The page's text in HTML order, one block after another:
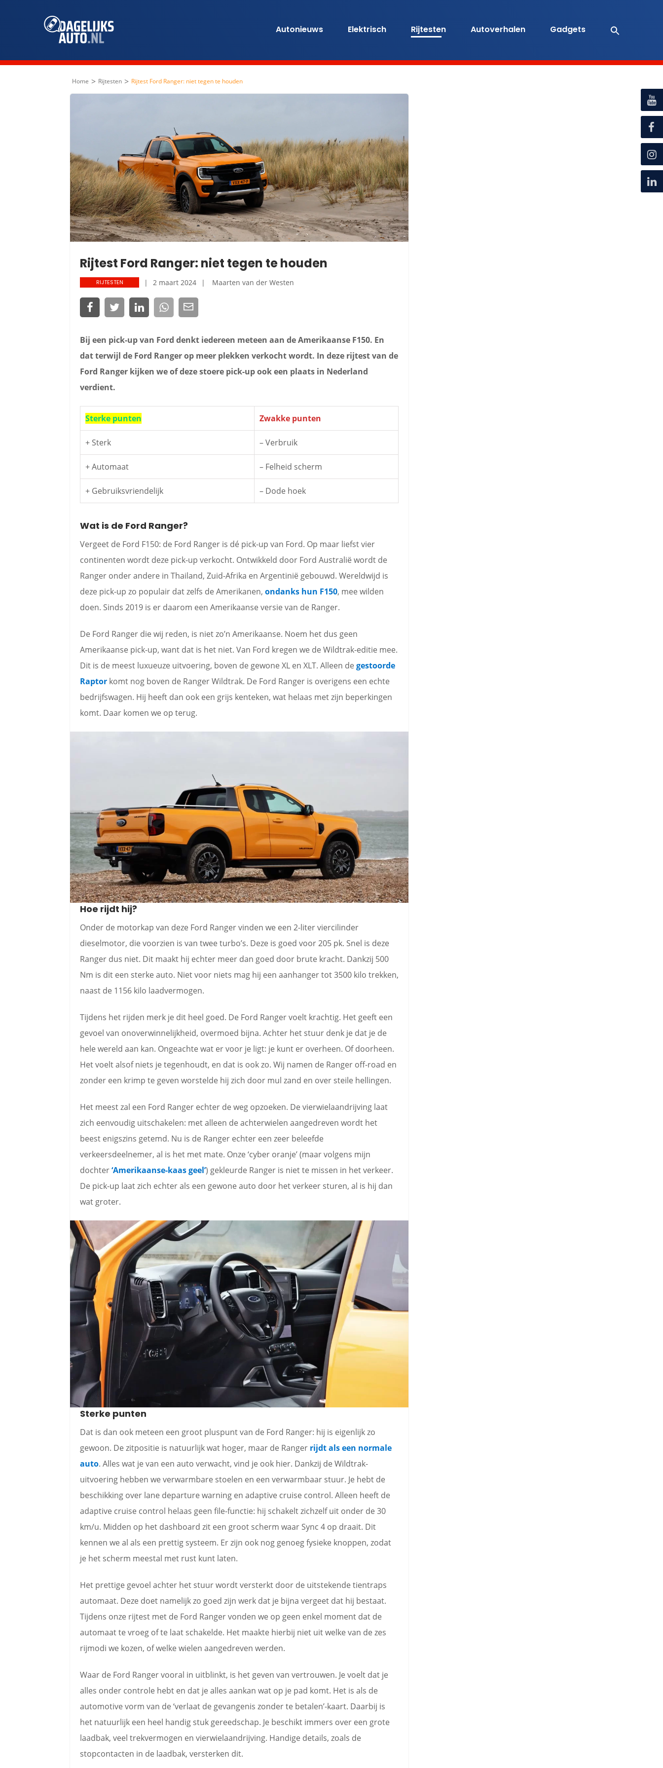
Autonieuws Elektrisch Rijtesten Autoverhalen Gadgets
Home > Rijtesten > Rijtest Ford Ranger: niet tegen te houden
Rijtest Ford Ranger: niet tegen te houden
RIJTESTEN 2 maart 2024 Maarten van der Westen
Bij een pick-up van Ford denkt iedereen meteen aan de Amerikaanse F150. En
dat terwijl de Ford Ranger op meer plekken verkocht wordt. In deze rijtest van de
Ford Ranger kijken we of deze stoere pick-up ook een plaats in Nederland
verdient.
Sterke punten Zwakke punten
+ Sterk – Verbruik
+ Automaat – Felheid scherm
+ Gebruiksvriendelijk – Dode hoek
Wat is de Ford Ranger?
Vergeet de Ford F150: de Ford Ranger is dé pick-up van Ford. Op maar liefst vier
continenten wordt deze pick-up verkocht. Ontwikkeld door Ford Australië wordt de
Ranger onder andere in Thailand, Zuid-Afrika en Argentinië gebouwd. Wereldwijd is
deze pick-up zo populair dat zelfs de Amerikanen, ondanks hun F150, mee wilden
doen. Sinds 2019 is er daarom een Amerikaanse versie van de Ranger.
De Ford Ranger die wij reden, is niet zo’n Amerikaanse. Noem het dus geen
Amerikaanse pick-up, want dat is het niet. Van Ford kregen we de Wildtrak-editie mee.
Dit is de meest luxueuze uitvoering, boven de gewone XL en XLT. Alleen de gestoorde
Raptor komt nog boven de Ranger Wildtrak. De Ford Ranger is overigens een echte
bedrijfswagen. Hij heeft dan ook een grijs kenteken, wat helaas met zijn beperkingen
komt. Daar komen we op terug.
Hoe rijdt hij?
Onder de motorkap van deze Ford Ranger vinden we een 2-liter viercilinder
dieselmotor, die voorzien is van twee turbo’s. Deze is goed voor 205 pk. Snel is deze
Ranger dus niet. Dit maakt hij echter meer dan goed door brute kracht. Dankzij 500
Nm is dit een sterke auto. Niet voor niets mag hij een aanhanger tot 3500 kilo trekken,
naast de 1156 kilo laadvermogen.
Tijdens het rijden merk je dit heel goed. De Ford Ranger voelt krachtig. Het geeft een
gevoel van onoverwinnelijkheid, overmoed bijna. Achter het stuur denk je dat je de
hele wereld aan kan. Ongeachte wat er voor je ligt: je kunt er overheen. Of doorheen.
Het voelt alsof niets je tegenhoudt, en dat is ook zo. Wij namen de Ranger off-road en
zonder een krimp te geven worstelde hij zich door mul zand en over steile hellingen.
Het meest zal een Ford Ranger echter de weg opzoeken. De vierwielaandrijving laat
zich eenvoudig uitschakelen: met alleen de achterwielen aangedreven wordt het
beest enigszins getemd. Nu is de Ranger echter een zeer beleefde
verkeersdeelnemer, al is het met mate. Onze ‘cyber oranje’ (maar volgens mijn
dochter‘Amerikaanse-kaas geel’) gekleurde Ranger is niet te missen in het verkeer.
De pick-up laat zich echter als een gewone auto door het verkeer sturen, al is hij dan
wat groter.
Sterke punten
Dat is dan ook meteen een groot pluspunt van de Ford Ranger: hij is eigenlijk zo
gewoon. De zitpositie is natuurlijk wat hoger, maar de Ranger rijdt als een normale
auto. Alles wat je van een auto verwacht, vind je ook hier. Dankzij de Wildtrak-
uitvoering hebben we verwarmbare stoelen en een verwarmbaar stuur. Je hebt de
beschikking over lane departure warning en adaptive cruise control. Alleen heeft de
adaptive cruise control helaas geen file-functie: hij schakelt zichzelf uit onder de 30
km/u. Midden op het dashboard zit een groot scherm waar Sync 4 op draait. Dit
kennen we al als een prettig systeem. Er zijn ook nog genoeg fysieke knoppen, zodat
je het scherm meestal met rust kunt laten.
Het prettige gevoel achter het stuur wordt versterkt door de uitstekende tientraps
automaat. Deze doet namelijk zo goed zijn werk dat je bijna vergeet dat hij bestaat.
Tijdens onze rijtest met de Ford Ranger vonden we op geen enkel moment dat de
automaat te vroeg of te laat schakelde. Het maakte hierbij niet uit welke van de zes
rijmodi we kozen, of welke wielen aangedreven werden.
Waar de Ford Ranger vooral in uitblinkt, is het geven van vertrouwen. Je voelt dat je
alles onder controle hebt en dat je alles aankan wat op je pad komt. Het is als de
automotive vorm van de ‘verlaat de gevangenis zonder te betalen’-kaart. Daarbij is
het natuurlijk een heel handig stuk gereedschap. Je beschikt immers over een grote
laadbak, veel trekvermogen en vierwielaandrijving. Handige details, zoals de
stopcontacten in de laadbak, versterken dit.